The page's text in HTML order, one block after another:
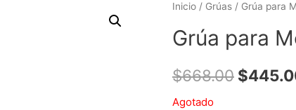
Inicio / Grúas / Grúa para
Grúa para
$668.00 $
Agotado